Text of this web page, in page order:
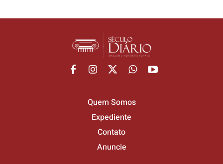
Quem Somos
Expediente
Contato
Anuncie